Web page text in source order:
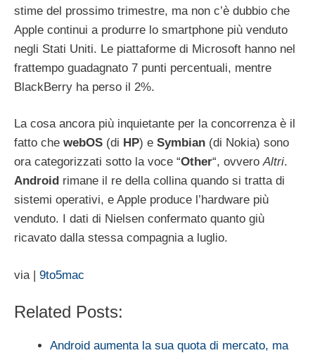
stime del prossimo trimestre, ma non c’è dubbio che
Apple continui a produrre lo smartphone più venduto
negli Stati Uniti. Le piattaforme di Microsoft hanno nel
frattempo guadagnato 7 punti percentuali, mentre
BlackBerry ha perso il 2%.
La cosa ancora più inquietante per la concorrenza è il
fatto che webOS (di HP) e Symbian (di Nokia) sono
ora categorizzati sotto la voce “Other“, ovveroAltri.
Android rimane il re della collina quando si tratta di
sistemi operativi, e Apple produce l’hardware più
venduto. I dati di Nielsen confermato quanto giù
ricavato dalla stessa compagnia a luglio.
via | 9to5mac
Related Posts:
Android aumenta la sua quota di mercato, ma